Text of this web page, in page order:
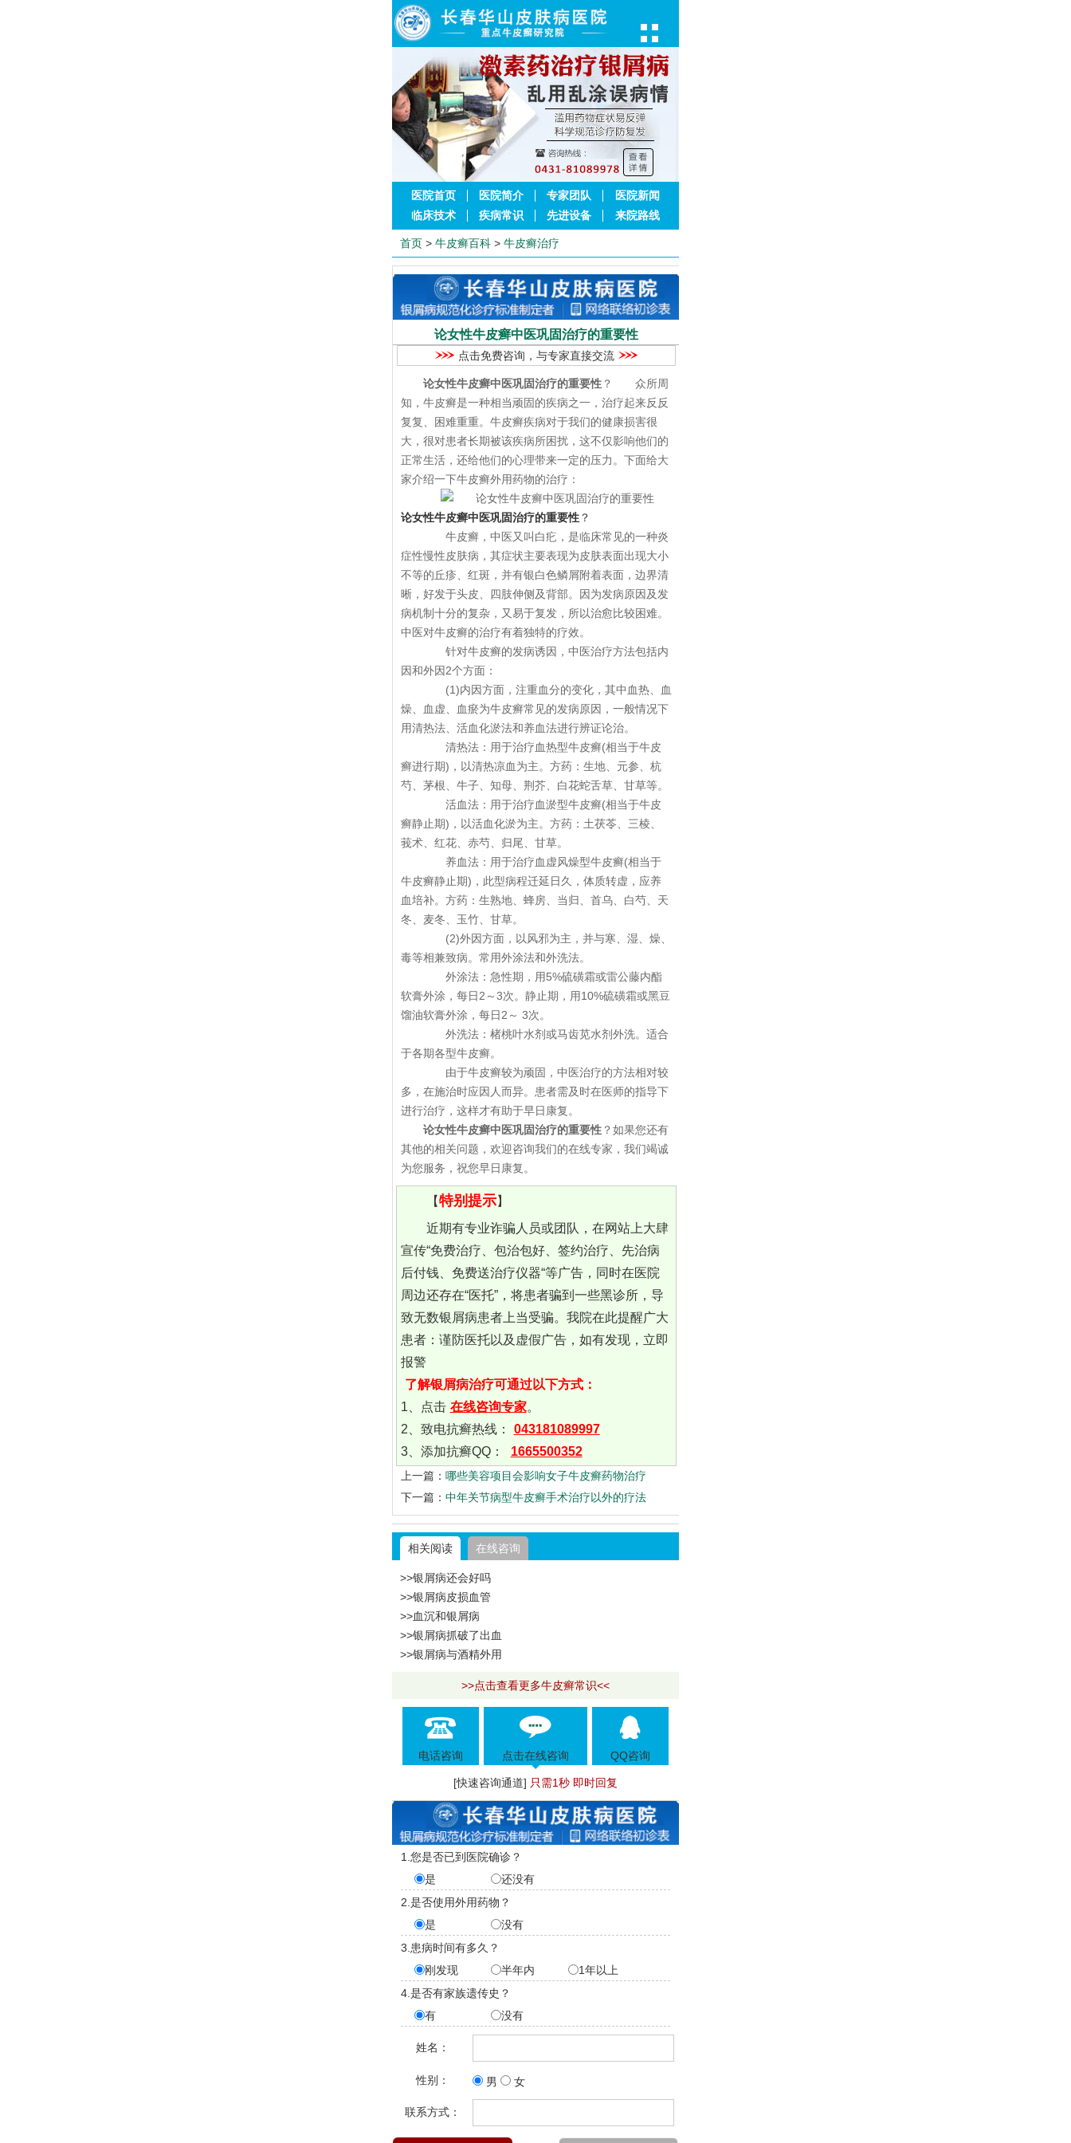
医院首页 医院简介 专家团队
医院新闻
临床技术
疾病常识 先进设备 来院路线
首页 > 牛皮癣百科 > 牛皮癣治疗
论女性牛皮癣中医巩固治疗的重要性
点击免费咨询，与专家直接交流
论女性牛皮癣中医巩固治疗的重要性 ？ 众所周
知，牛皮癣是一种相当顽固的疾病之一，治疗起来反反
复复、困难重重。牛皮癣疾病对于我们的健康损害很
大，很对患者长期被该疾病所困扰，这不仅影响他们的
正常生活，还给他们的心理带来一定的压力。下面给大
家介绍一下牛皮癣外用药物的治疗：
论女性牛皮癣中医巩固治疗的重要性 ？
牛皮癣，中医又叫白疕，是临床常见的一种炎
症性慢性皮肤病，其症状主要表现为皮肤表面出现大小
不等的丘疹、红斑，并有银白色鳞屑附着表面，边界清
晰，好发于头皮、四肢伸侧及背部。因为发病原因及发
病机制十分的复杂，又易于复发，所以治愈比较困难。
中医对牛皮癣的治疗有着独特的疗效。
针对牛皮癣的发病诱因，中医治疗方法包括内
因和外因2个方面：
(1)内因方面，注重血分的变化，其中血热、血
燥、血虚、血瘀为牛皮癣常见的发病原因，一般情况下
用清热法、活血化淤法和养血法进行辨证论治。
清热法：用于治疗血热型牛皮癣(相当于牛皮
癣进行期)，以清热凉血为主。方药：生地、元参、杭
芍、茅根、牛子、知母、荆芥、白花蛇舌草、甘草等。
活血法：用于治疗血淤型牛皮癣(相当于牛皮
癣静止期)，以活血化淤为主。方药：土茯苓、三棱、
莪术、红花、赤芍、归尾、甘草。
养血法：用于治疗血虚风燥型牛皮癣(相当于
牛皮癣静止期)，此型病程迁延日久，体质转虚，应养
血培补。方药：生熟地、蜂房、当归、首乌、白芍、天
冬、麦冬、玉竹、甘草。
(2)外因方面，以风邪为主，并与寒、湿、燥、
毒等相兼致病。常用外涂法和外洗法。
外涂法：急性期，用5%硫磺霜或雷公藤内酯
软膏外涂，每日2～3次。静止期，用10%硫磺霜或黑豆
馏油软膏外涂，每日2～ 3次。
外洗法：楮桃叶水剂或马齿苋水剂外洗。适合
于各期各型牛皮癣。
由于牛皮癣较为顽固，中医治疗的方法相对较
多，在施治时应因人而异。患者需及时在医师的指导下
进行治疗，这样才有助于早日康复。
论女性牛皮癣中医巩固治疗的重要性 ？如果您还有
其他的相关问题，欢迎咨询我们的在线专家，我们竭诚
为您服务，祝您早日康复。
【特别提示】
近期有专业诈骗人员或团队，在网站上大肆
宣传“免费治疗、包治包好、签约治疗、先治病
后付钱、免费送治疗仪器“等广告，同时在医院
周边还存在“医托”，将患者骗到一些黑诊所，导
致无数银屑病患者上当受骗。我院在此提醒广大
患者：谨防医托以及虚假广告，如有发现，立即
报警
了解银屑病治疗可通过以下方式：
1、点击 在线咨询专家。
2、致电抗癣热线：
043181089997
3、添加抗癣QQ：
1665500352
上一篇： 哪些美容项目会影响女子牛皮癣药物治疗
下一篇： 中年关节病型牛皮癣手术治疗以外的疗法
相关阅读 在线咨询
>>银屑病还会好吗
>>银屑病皮损血管
>>血沉和银屑病
>>银屑病抓破了出血
>>银屑病与酒精外用
>>点击查看更多牛皮癣常识<<
电话咨询 点击在线咨询 QQ咨询
[快速咨询通道] 只需1秒 即时回复
1.您是否已到医院确诊？
是
还没有
2.是否使用外用药物？
是
没有
3.患病时间有多久？
刚发现
半年内
1年以上
4.是否有家族遗传史？
有
没有
姓名：
性别： 男 女
联系方式：